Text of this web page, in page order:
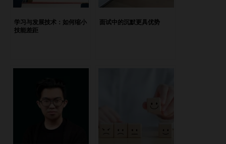
答： 企业在高需求领域（如技术、工程和数据科学）面临着
人才短缺问题。该领域中熟练专业人士的供应往往无法满足市
场需求，导致企业之间的竞争非常激烈。此外，语言障碍和文
工作环境，都是重要的差异化因素。此外，与了解泰国市场动
态的本地招聘合作伙伴紧密合作，可以帮助企业更好地应对文
化差异和沟通障碍。 问：对于计划扩展到泰国的外国企业，
应该采用哪些关键的招聘策略来建立强大的本地团队？ 答：
学习与发展技术：如何缩小
技能差距
面试中的沉默更具优势